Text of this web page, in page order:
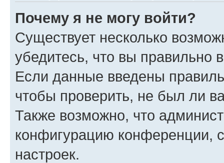
Почему я не могу войти?
Существует несколько
убедитесь, что вы правильно
Если данные введены
чтобы проверить, не был ли
Также возможно, что
конфигурацию конференции,
настроек.